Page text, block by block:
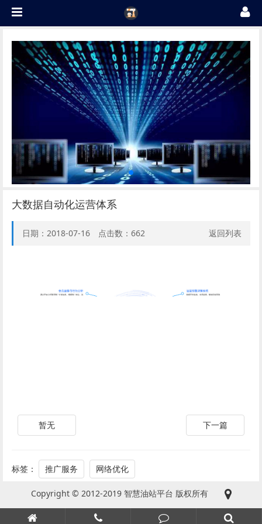
大数据自动化运营体系
日期：2018-07-16 点击数： 662 返回列表
暂无 下一篇
标签： 推广服务 网络优化
Copyright © 2012-2019 智慧油站平台 版权所有